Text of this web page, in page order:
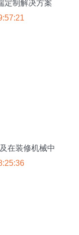
定制解决方案
在装修机械中